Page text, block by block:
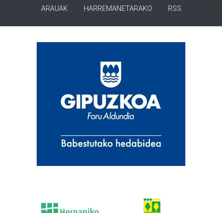
ARAUAK HARREMANETARAKO RSS